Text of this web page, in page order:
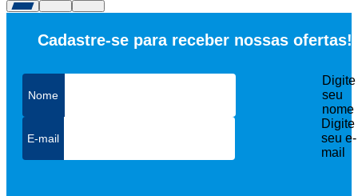
Cadastre-se para receber nossas ofertas!
Digite
seu
nome
Digite
seu e-
mail